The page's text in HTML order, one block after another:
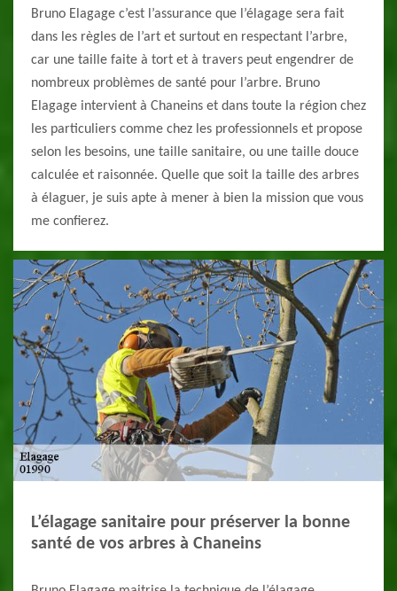
Bruno Elagage c’est l’assurance que l’élagage sera fait
dans les règles de l’art et surtout en respectant l’arbre,
car une taille faite à tort et à travers peut engendrer de
nombreux problèmes de santé pour l’arbre. Bruno
Elagage intervient à Chaneins et dans toute la région chez
les particuliers comme chez les professionnels et propose
selon les besoins, une taille sanitaire, ou une taille douce
calculée et raisonnée. Quelle que soit la taille des arbres
à élaguer, je suis apte à mener à bien la mission que vous
me confierez.
L’élagage sanitaire pour préserver la bonne
santé de vos arbres à Chaneins